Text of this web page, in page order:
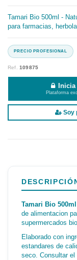
Tamari Bio 500ml -
para farmacias,
Ref.109875
Plataforma
Soy
Tamari Bio
de alimentacion
supermercados
Elaborado con
estandares de
seco. Consultar